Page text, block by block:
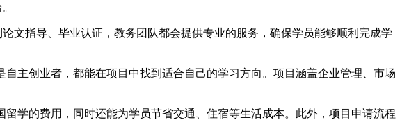
文指导、毕业认证，教务团队都会提供专业的服务，确保学员能够顺利完成学
主创业者，都能在项目中找到适合自己的学习方向。项目涵盖企业管理、市场
学的费用，同时还能为学员节省交通、住宿等生活成本。此外，项目申请流程